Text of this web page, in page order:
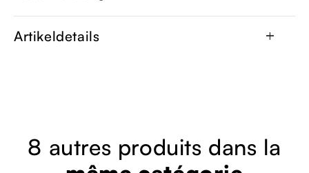
Artikeldetails add
8 autres produits dans la